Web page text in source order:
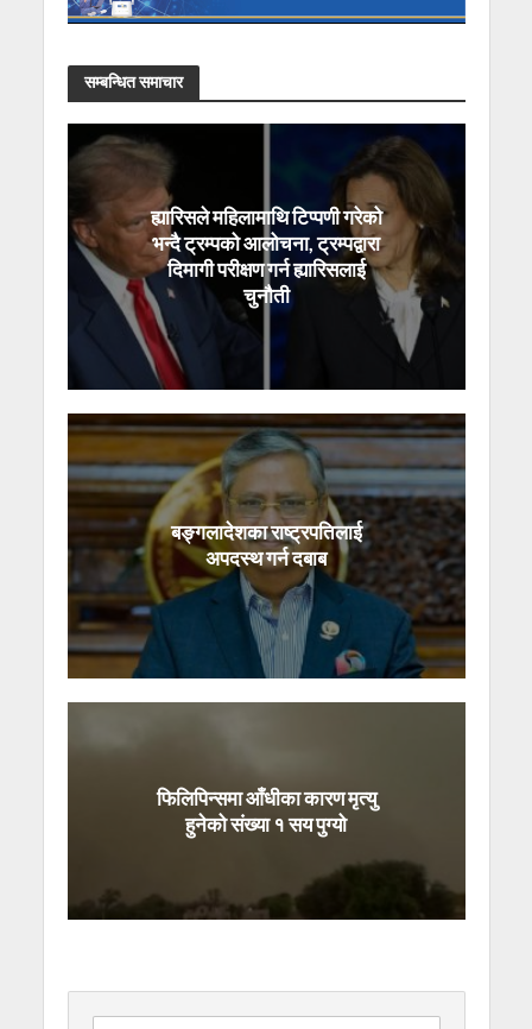
सम्बन्धित समाचार
ह्यारिसले महिलामाथि टिप्पणी गरेको
भन्दै ट्रम्पको आलोचना, ट्रम्पद्वारा
दिमागी परीक्षण गर्न ह्यारिसलाई
चुनौती
बङ्गलादेशका राष्ट्रपतिलाई
अपदस्थ गर्न दबाब
फिलिपिन्समा आँधीका कारण मृत्यु
हुनेको संख्या १ सय पुग्यो